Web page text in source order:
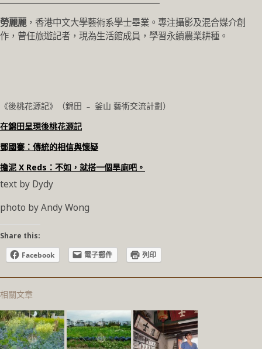
勞麗麗，香港中文大學藝術系學士畢業。專注攝影及混合媒介創
作，曾任旅遊記者，現為生活館成員，學習永續農業耕種。
《後桃花源記》（錦田 ﹣ 釜山 藝術交流計劃）
在錦田呈現後桃花源記
鄧國騫：傳統的相信與懷疑
擔泥 X Reds：不如，就搭一個旱廁吧。
text by Dydy
photo by Andy Wong
Share this:
Facebook
電子郵件 列印
相關文章